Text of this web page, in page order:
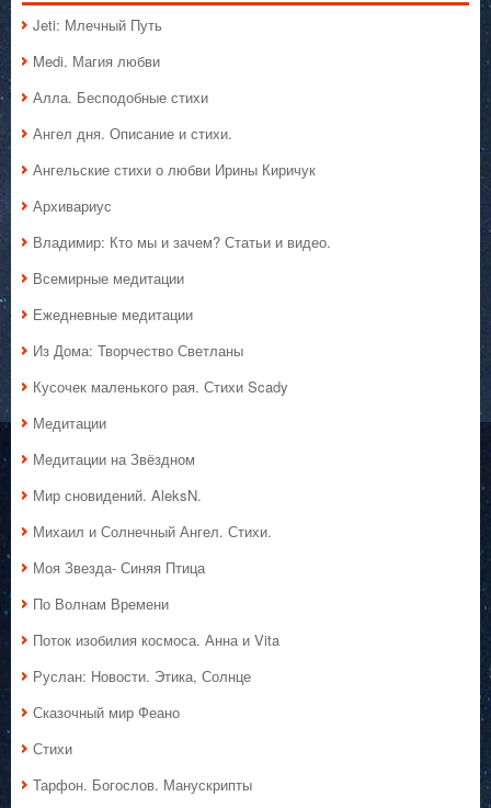
Jeti: Млечный Путь
Medi. Магия любви
Алла. Бесподобные стихи
Ангел дня. Описание и стихи.
Ангельские стихи о любви Ирины Киричук
Архивариус
Владимир: Кто мы и зачем? Статьи и видео.
Всемирные медитации
Ежедневные медитации
Из Дома: Творчество Светланы
Кусочек маленького рая. Стихи Scady
Медитации
Медитации на Звёздном
Мир сновидений. AleksN.
Михаил и Солнечный Ангел. Стихи.
Моя Звезда- Синяя Птица
По Волнам Времени
Поток изобилия космоса. Анна и Vita
Руслан: Новости. Этика, Солнце
Сказочный мир Феано
Стихи
Тарфон. Богослов. Манускрипты